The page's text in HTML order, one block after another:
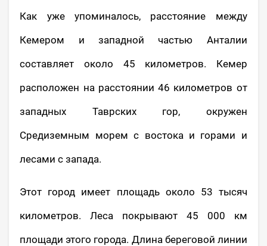
Как уже упоминалось, расстояние между
Кемером и западной частью Анталии
составляет около 45 километров. Кемер
расположен на расстоянии 46 километров от
западных Таврских гор, окружен
Средиземным морем с востока и горами и
лесами с запада.
Этот город имеет площадь около 53 тысяч
километров. Леса покрывают 45 000 км
площади этого города. Длина береговой линии